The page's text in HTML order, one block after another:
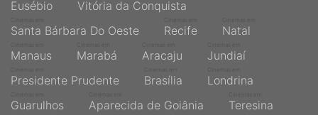
Eusébio Vitória da Conquista
Santa Bárbara Do Oeste Recife Natal
Manaus Marabá Aracaju Jundiaí
Presidente Prudente Brasília Londrina
Guarulhos Aparecida de Goiânia Teresina